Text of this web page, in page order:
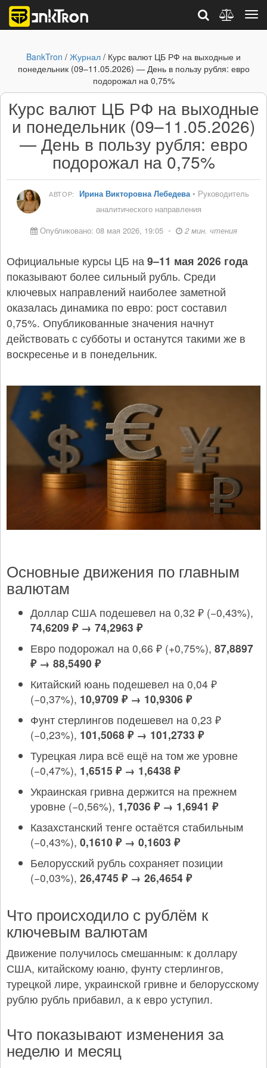
BankTron / Журнал / Курс валют ЦБ РФ на выходные и
понедельник (09–11.05.2026) — День в пользу рубля: евро
подорожал на 0,75%
Курс валют ЦБ РФ на выходные
и понедельник (09–11.05.2026)
— День в пользу рубля: евро
подорожал на 0,75%
АВТОР: Ирина Викторовна Лебедева• Руководитель
аналитического направления
Опубликовано: 08 мая 2026, 19:05 • 2 мин. чтения
Официальные курсы ЦБ на 9–11 мая 2026 года
показывают более сильный рубль. Среди
ключевых направлений наиболее заметной
оказалась динамика по евро: рост составил
0,75%. Опубликованные значения начнут
действовать с субботы и останутся такими же в
воскресенье и в понедельник.
Основные движения по главным
валютам
Доллар США подешевел на 0,32 ₽ (−0,43%),
74,6209 ₽ → 74,2963 ₽
Евро подорожал на 0,66 ₽ (+0,75%), 87,8897
₽ → 88,5490 ₽
Китайский юань подешевел на 0,04 ₽
(−0,37%), 10,9709 ₽ → 10,9306 ₽
Фунт стерлингов подешевел на 0,23 ₽
(−0,23%), 101,5068 ₽ → 101,2733 ₽
Турецкая лира всё ещё на том же уровне
(−0,47%), 1,6515 ₽ → 1,6438 ₽
Украинская гривна держится на прежнем
уровне (−0,56%), 1,7036 ₽ → 1,6941 ₽
Казахстанский тенге остаётся стабильным
(−0,43%), 0,1610 ₽ → 0,1603 ₽
Белорусский рубль сохраняет позиции
(−0,03%), 26,4745 ₽ → 26,4654 ₽
Что происходило с рублём к
ключевым валютам
Движение получилось смешанным: к доллару
США, китайскому юаню, фунту стерлингов,
турецкой лире, украинской гривне и белорусскому
рублю рубль прибавил, а к евро уступил.
Что показывают изменения за
неделю и месяц